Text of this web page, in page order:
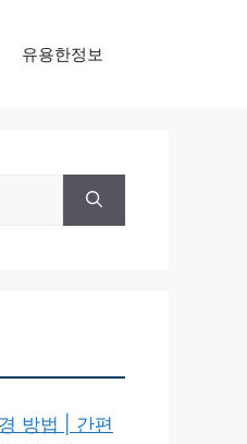
유용한정보
방법 | 간편